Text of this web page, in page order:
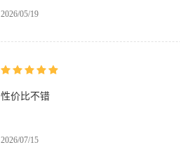
2026/05/19
性价比不错
2026/07/15